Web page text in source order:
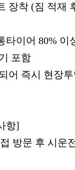
장착 (짐 적재
타이어 80% 이
포함
어 즉시 현장
항]
방문 후 시운